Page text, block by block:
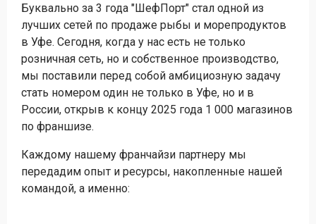
Буквально за 3 года "ШефПорт" стал одной из
лучших сетей по продаже рыбы и морепродуктов
в Уфе. Сегодня, когда у нас есть не только
розничная сеть, но и собственное производство,
мы поставили перед собой амбициозную задачу
стать номером один не только в Уфе, но и в
России, открыв к концу 2025 года 1 000 магазинов
по франшизе.
Каждому нашему франчайзи партнеру мы
передадим опыт и ресурсы, накопленные нашей
командой, а именно: